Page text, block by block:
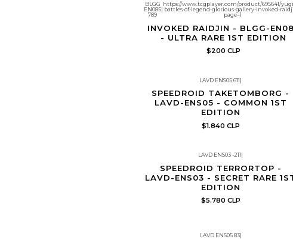
BLGG
EN085
789
|
https://www.tcgplayer.com/product/695641/
battles-of-legend-glorious-gallery-invoked-
page=1
INVOKED RAIDJIN - BLGG-
- ULTRA RARE 1ST EDITION
$200 CLP
LAVD ENS05 611|
SPEEDROID TAKETOMBORG -
LAVD-ENS05 - COMMON 1ST
EDITION
$1.840 CLP
LAVD ENS03 -211|
SPEEDROID TERRORTOP -
LAVD-ENS03 - SECRET RARE
EDITION
$5.780 CLP
LAVD ENS05 83|